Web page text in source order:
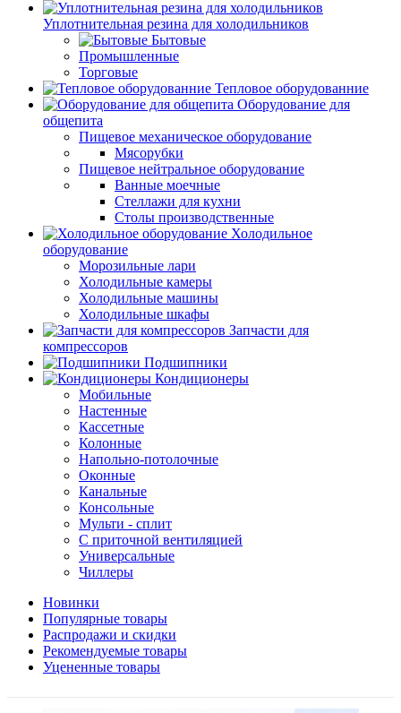
Уплотнительная резина для холодильников
Бытовые
Промышленные
Торговые
Тепловое оборудованние
Оборудование для
общепита
Пищевое механическое оборудование
Мясорубки
Пищевое нейтральное оборудование
Ванные моечные
Стеллажи для кухни
Столы производственные
Холодильное
оборудование
Морозильные лари
Холодильные камеры
Холодильные машины
Холодильные шкафы
Запчасти для
компрессоров
Подшипники
Кондиционеры
Мобильные
Настенные
Кассетные
Колонные
Напольно-потолочные
Оконные
Канальные
Консольные
Мульти - сплит
С приточной вентиляцией
Универсальные
Чиллеры
Новинки
Популярные товары
Распродажи и скидки
Рекомендуемые товары
Уцененные товары